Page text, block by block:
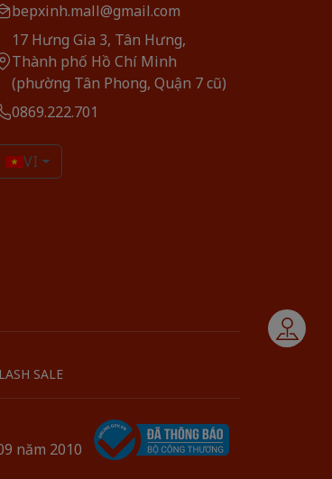
bepxinh.mall@gmail.com
17 Hưng Gia 3, Tân Hưng,
Thành phố Hồ Chí Minh
(phường Tân Phong, Quận 7 cũ)
0869.222.701
VI
SALE
năm 2010
Liên hệ